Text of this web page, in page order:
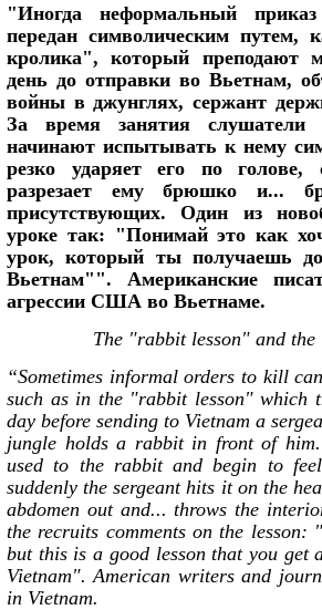
"Иногда неформальный
передан символическим путем,
кролика", который преподают
день до отправки во Вьетнам,
войны в джунглях, сержант
За время занятия
начинают испытывать к нему
резко ударяет его по голове,
разрезает ему брюшко и...
присутствующих. Один из
уроке так: "Понимай это как
урок, который ты получаешь
Вьетнам"". Американские
агрессии США во Вьетнаме.
The "rabbit lesson" and the
“Sometimes informal orders to kill
such as in the "rabbit lesson" which
day before sending to Vietnam a
jungle holds a rabbit in front of
used to the rabbit and begin to
suddenly the sergeant hits it on the
abdomen out and... throws the
the recruits comments on the
but this is a good lesson that you get
Vietnam". American writers and
in Vietnam.